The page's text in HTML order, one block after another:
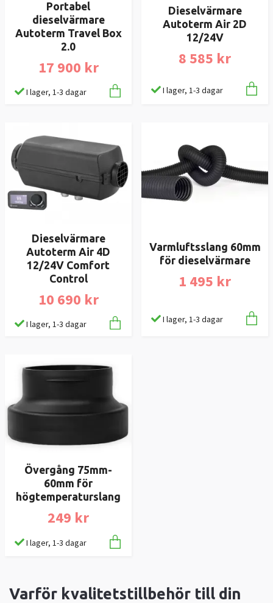
Portabel
dieselvärmare
Autoterm Travel Box
2.0
17 900 kr
I lager, 1-3 dagar
Dieselvärmare
Autoterm Air 2D
12/24V
8 585 kr
I lager, 1-3 dagar
Dieselvärmare
Autoterm Air 4D
12/24V Comfort
Control
10 690 kr
I lager, 1-3 dagar
Varmluftsslang 60mm
för dieselvärmare
1 495 kr
I lager, 1-3 dagar
Övergång 75mm-
60mm för
högtemperaturslang
249 kr
I lager, 1-3 dagar
Varför kvalitetstillbehör till din